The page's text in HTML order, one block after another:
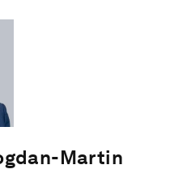
Martin